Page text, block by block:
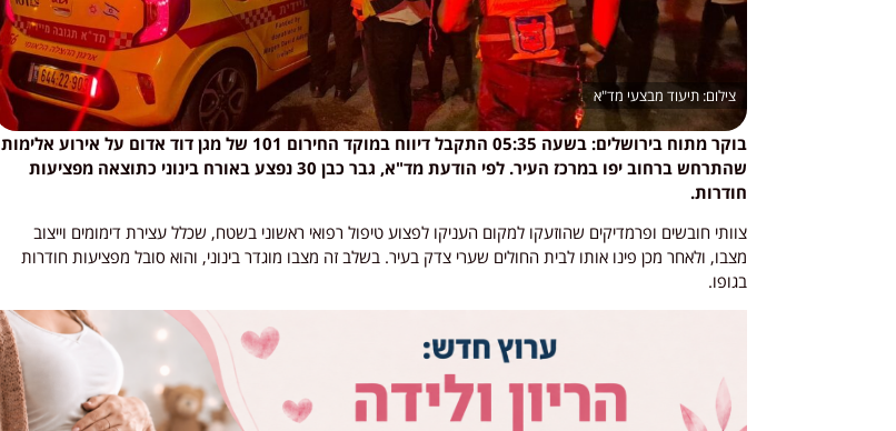
תיעוד מבצעי מד"א
בוקר מתוח בירושלים: בשעה 05:35 התקבל דיווח במוקד החירום 101 של מגן דוד אדום על אירוע אלימות
שהתרחש ברחוב יפו במרכז העיר. לפי הודעת מד"א, גבר כבן 30 נפצע באורח בינוני כתוצאה מפציעות
חודרות.
צוותי חובשים ופרמדיקים שהוזעקו למקום העניקו לפצוע טיפול רפואי ראשוני בשטח, שכלל עצירת דימומים וייצוב
מצבו, ולאחר מכן פינו אותו לבית החולים שערי צדק בעיר. בשלב זה מצבו מוגדר בינוני, והוא סובל מפציעות חודרות
בגופו.